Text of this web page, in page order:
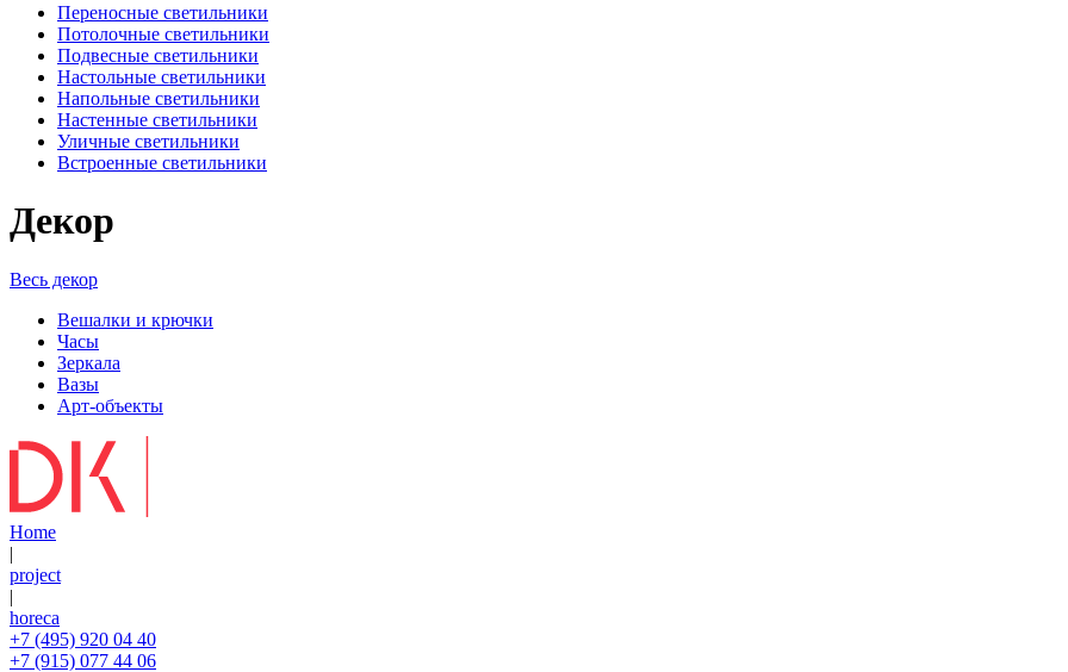
Переносные светильники
Потолочные светильники
Подвесные светильники
Настольные светильники
Напольные светильники
Настенные светильники
Уличные светильники
Встроенные светильники
Декор
Весь декор
Вешалки и крючки
Часы
Зеркала
Вазы
Арт-объекты
Home
|
project
|
horeca
+7 (495) 920 04 40
+7 (915) 077 44 06